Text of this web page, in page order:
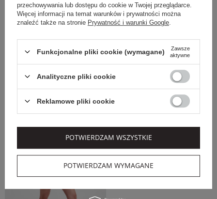
Cena regularna
487,07 PLN -47%
obniżką
505,45 PLN
SPÓDNICA MINI
CUSTOMMADE BIAŁY
REGULAR
CUSTOMMADE
Cena regularna
528,57 PLN -37%
Najniższa cena z 30 dni przed
SPÓDNICA RENNA
CUSTOMMADE ZIELONY
REGULAR
34 36 38
przechowywania lub dostępu do cookie w Twojej przeglądarce.
Więcej informacji na temat warunków i prywatności można
znaleźć także na stronie Prywatność i warunki Google
Funkcjonalne pliki cookie (wymagane)
Zawsze
aktywne
Analityczne pliki cookie
Reklamowe pliki cookie
POTWIERDZAM WYMAGANE
POTWIERDZAM WSZYSTKIE